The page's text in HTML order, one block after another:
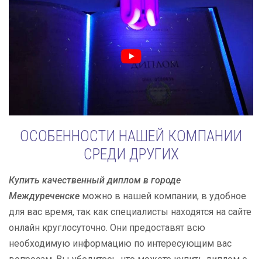
ОСОБЕННОСТИ НАШЕЙ КОМПАНИИ
СРЕДИ ДРУГИХ
Купить качественный диплом в городе
Междуреченске можно в нашей компании, в удобное
для вас время, так как специалисты находятся на сайте
онлайн круглосуточно. Они предоставят всю
необходимую информацию по интересующим вас